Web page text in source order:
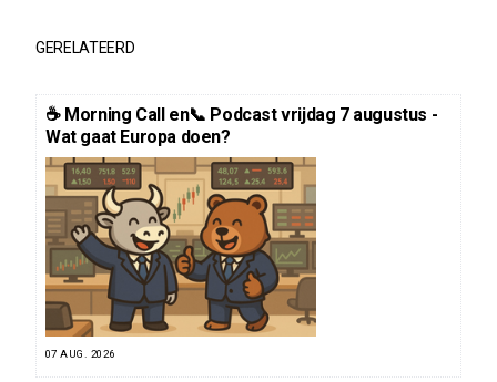
GERELATEERD
☕️ Morning Call en📞 Podcast vrijdag 7 augustus -
Wat gaat Europa doen?
07 AUG. 2026